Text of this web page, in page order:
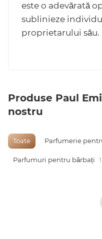
este o adevărată
sublinieze
proprietarului său.
Produse Paul
nostru
Toate Parfumerie
Parfumuri pentru bărbați 1